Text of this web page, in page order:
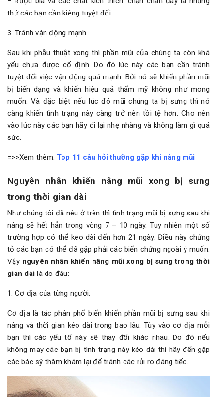
thứ các bạn cần kiêng tuyệt đối.
3. Tránh vận động mạnh
Sau khi phẫu thuật xong thì phần mũi của chúng ta còn khá
yếu chưa được cố định. Do đó lúc này các bạn cần tránh
tuyệt đối việc vận động quá mạnh. Bởi nó sẽ khiến phần mũi
bị biến dạng và khiến hiệu quả thẩm mỹ không như mong
muốn. Và đặc biệt nếu lúc đó mũi chúng ta bị sưng thì nó
càng khiến tình trạng này càng trở nên tồi tệ hợn. Cho nên
vào lúc này các bạn hãy đi lại nhẹ nhàng và không làm gì quá
sức.
=>>Xem thêm: Top 11 câu hỏi thường gặp khi nâng mũi
Nguyên nhân khiến nâng mũi xong bị sưng
trong thời gian dài
Như chúng tôi đã nêu ở trên thì tình trạng mũi bị sưng sau khi
nâng sẽ hết hẳn trong vòng 7 – 10 ngày. Tuy nhiên một số
trường hợp có thể kéo dài đến hơn 21 ngày. Điều này chứng
tỏ các bạn có thể đã gặp phải các biến chứng ngoài ý muốn.
Vậy nguyên nhân khiến nâng mũi xong bị sưng trong thời
gian dài là do đâu:
1. Cơ địa của từng người:
Cơ địa là tác phân phổ biến khiến phần mũi bị sưng sau khi
nâng và thời gian kéo dài trong bao lâu. Tùy vào cơ địa mỗi
bạn thì các yếu tố này sẽ thay đổi khác nhau. Do đó nếu
không may các bạn bị tình trạng này kéo dài thì hãy đến gặp
các bác sỹ thăm khám lại để tránh các rủi ro đáng tiếc.